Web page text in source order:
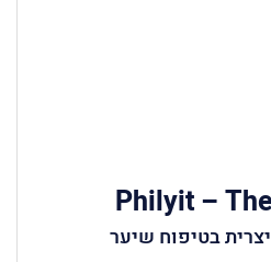
Philyit –
בטיפוח שיער